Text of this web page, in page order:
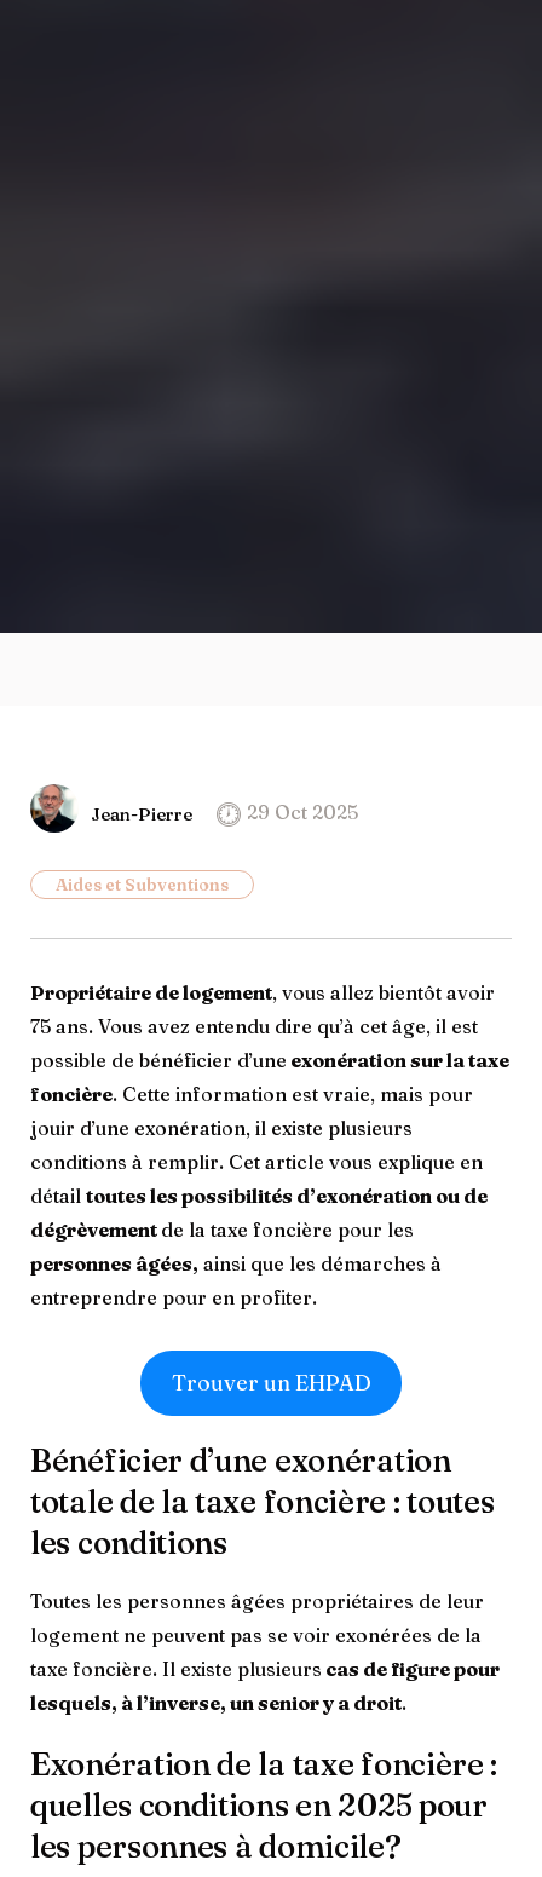
Jean-Pierre 29 Oct 2025
Aides et Subventions
Propriétaire de logement, vous allez bientôt avoir
75 ans. Vous avez entendu dire qu’à cet âge, il est
possible de bénéficier d’une exonération sur la taxe
foncière. Cette information est vraie, mais pour
jouir d’une exonération, il existe plusieurs
conditions à remplir. Cet article vous explique en
détail toutes les possibilités d’exonération ou de
dégrèvement de la taxe foncière pour les
personnes âgées, ainsi que les démarches à
entreprendre pour en profiter.
Trouver un EHPAD
Bénéficier d’une exonération
totale de la taxe foncière : toutes
les conditions
Toutes les personnes âgées propriétaires de leur
logement ne peuvent pas se voir exonérées de la
taxe foncière. Il existe plusieurs cas de figure pour
lesquels, à l’inverse, un senior y a droit.
Exonération de la taxe foncière :
quelles conditions en 2025 pour
les personnes à domicile?